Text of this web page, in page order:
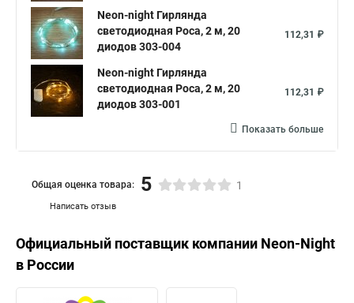
Neon-night Гирлянда
светодиодная Роса, 2 м, 20
диодов 303-004
112,31 ₽
Neon-night Гирлянда
светодиодная Роса, 2 м, 20
диодов 303-001
112,31 ₽
Показать больше
Написать отзыв
Общая оценка товара: 5 1
Официальный поставщик компании Neon-Night
в России